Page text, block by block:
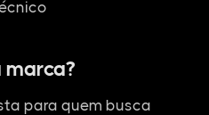
para quem busca